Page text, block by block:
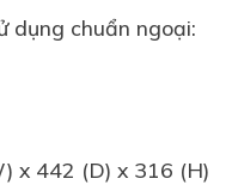
dụng chuẩn ngoại:
x 442 (D) x 316 (H)